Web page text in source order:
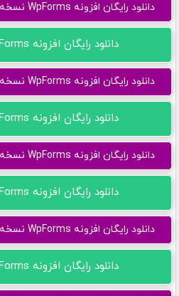
دانلود رایگان افزونه WpForms نسخه 1.9.8.7 - لینک سرور کمکی
دانلود رایگان افزونه WpForms نسخه 1.9.8.6
دانلود رایگان افزونه WpForms نسخه 1.9.8.6 - لینک سرور کمکی
دانلود رایگان افزونه WpForms نسخه 1.9.8.4
دانلود رایگان افزونه WpForms نسخه 1.9.8.4 - لینک سرور کمکی
دانلود رایگان افزونه WpForms نسخه 1.9.8.2
دانلود رایگان افزونه WpForms نسخه 1.9.8.2 - لینک سرور کمکی
دانلود رایگان افزونه WpForms نسخه 1.9.8.1